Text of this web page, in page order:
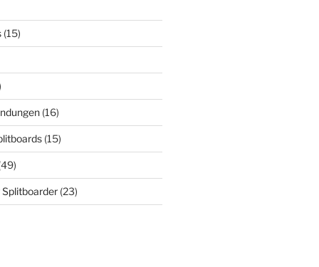
(15)
(16)
(15)
(23)